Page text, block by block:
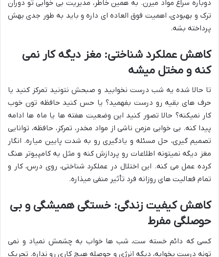
دوباره سراغ مواد میرن. به همین خاطر، مدیریت بی خوابی تو دوران
ترک و بهبودی، اهمیت فوق العاده ای داره و باید به طور جدی بهش
پرداخته بشه.
کاهش عملکرد شناختی: مغز دیگه کار نمی
کنه و مختل میشه
تا حالا شده یه شب درست نخوابید و صبحش نتونید تمرکز کنید یا
حرف های بقیه رو درست بفهمید؟ یا حس کنید حافظه تون خوب
کار نمیکنه؟ حالا تصور کنید این وضعیت هفته ها یا ماه ها ادامه
پیدا کنه. بی خوابی مزمن ناشی از مواد مخدر، تمرکز، حافظه، توانایی
تصمیم گیری، حل مسئله و یادگیری رو به شدت پایین میاره. انگار
مغز دیگه نمیتونه اطلاعات رو پردازش کنه و مثل یه کامپیوتر هنگ
کرده عمل می کنه. این اختلال در عملکرد شناختی، روی درس، کار و
تمام فعالیت های روزانه فرد تأثیر منفی میذاره.
کاهش کیفیت زندگی: خستگی همیشگی و بی
حوصلگی مفرط
کسی که دائم خسته ست، شب ها خواب به چشمش نمیاد و نمی
تونه درست بخوابه، دیگه انرژی و حوصله هیچ کاری رو نداره. تحریک